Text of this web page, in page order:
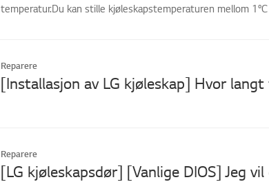
temperatur.Du kan stille kjøleskapstemperaturen mellom 1°C
Reparere
Reparere